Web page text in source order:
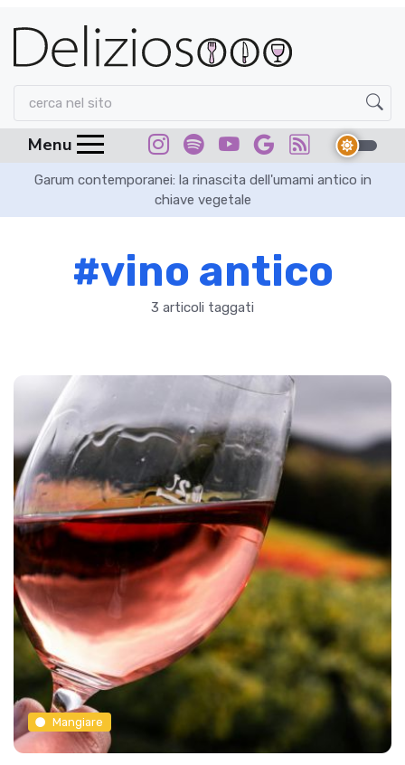
Menu
Garum contemporanei: la rinascita dell'umami antico in
chiave vegetale
#vino antico
3 articoli taggati
Mangiare